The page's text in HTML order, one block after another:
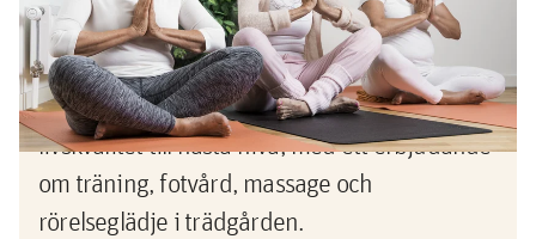
Tänk dig ett boende där du regelbundet får
möjlighet att ta hand om dig själv – på riktigt.
I Bonum Brf Lyckø har vi tagit hälsa och
livskvalitet till nästa nivå, med ett erbjudande
om träning, fotvård, massage och
rörelseglädje i trädgården.